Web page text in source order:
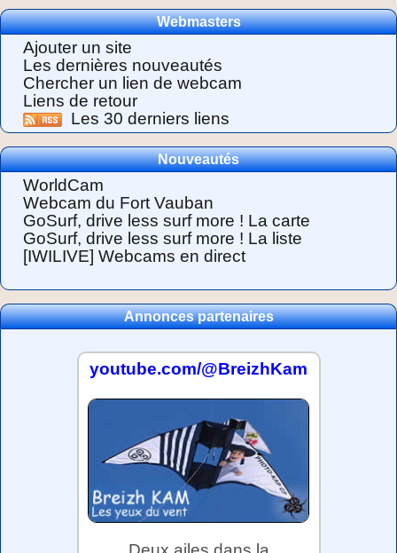
Webmasters
Ajouter un site
Les dernières nouveautés
Chercher un lien de webcam
Liens de retour
Les 30 derniers liens
Nouveautés
WorldCam
Webcam du Fort Vauban
GoSurf, drive less surf more ! La carte
GoSurf, drive less surf more ! La liste
[IWILIVE] Webcams en direct
Annonces partenaires
youtube.com/@BreizhKam